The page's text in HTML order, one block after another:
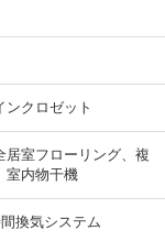
ンクロゼット
居室フローリング、複
室内物干機
換気システム